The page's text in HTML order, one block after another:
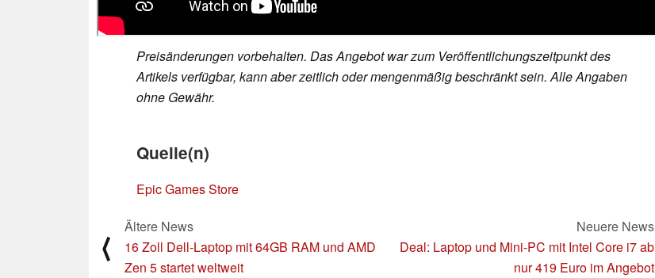
Preisänderungen vorbehalten. Das Angebot war zum Veröffentlichungszeitpunkt des
Artikels verfügbar, kann aber zeitlich oder mengenmäßig beschränkt sein. Alle Angaben
ohne Gewähr.
Quelle(n)
Epic Games Store
⟨
Ältere News
16 Zoll Dell-Laptop mit 64GB RAM und AMD
Zen 5 startet weltweit
Neuere News
Deal: Laptop und Mini-PC mit Intel Core i7 ab
nur 419 Euro im Angebot